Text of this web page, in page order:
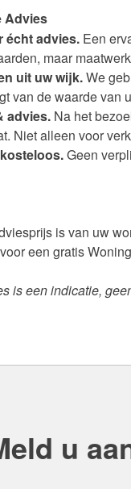
Advies
écht advies. Een
maar
uit uw wijk.We
van de waarde van
advies. Na het
Niet alleen voor
Geen
is van uw
een gratis
is een indicatie,
u